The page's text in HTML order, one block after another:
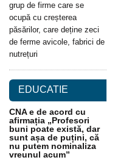
grup de firme care se
ocupă cu creșterea
păsărilor, care deține zeci
de ferme avicole, fabrici de
nutrețuri
EDUCATIE
CNA e de acord cu
afirmația „Profesori
buni poate există, dar
sunt așa de puțini, că
nu putem nominaliza
vreunul acum”